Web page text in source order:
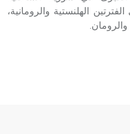
الهلنستية والرومانية،